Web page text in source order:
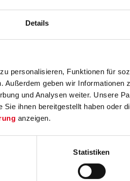
Details
personalisieren, Funktionen für
geben wir Informationen
und Analysen weiter. Unsere
ihnen bereitgestellt haben oder
anzeigen.
Statistiken